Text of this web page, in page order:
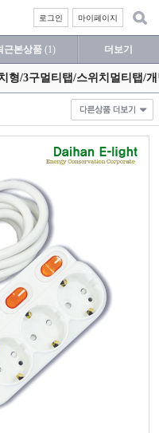
마이페이지
로그인
근본상품 (1) 더보기
형/3구멀티탭/스위치멀티탭/